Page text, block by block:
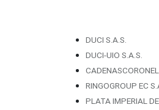
DUCI S.A.S.
DUCI-UIO S.A.S.
RINGOGROUP EC
PLATA IMPERIAL